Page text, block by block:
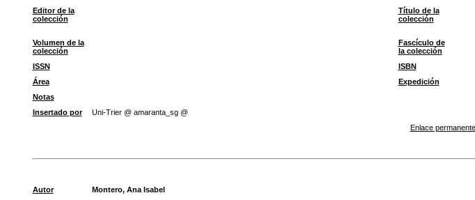
Editor de la
colección
Título de la
colección
Volumen de la
colección
Fascículo de
la colección
ISSN ISBN
Área
Expedición
Notas
Insertado por
Uni-Trier @ amaranta_sg @
Enlace
Autor
Montero, Ana Isabel